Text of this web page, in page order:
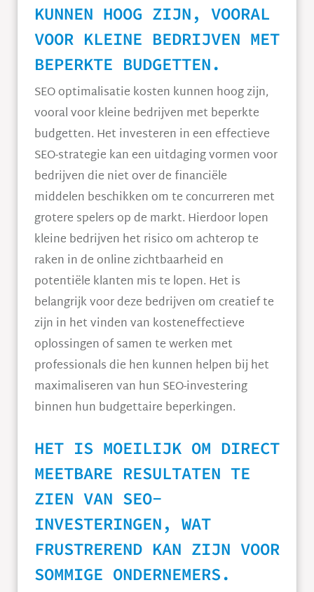
KUNNEN HOOG ZIJN, VOORAL
VOOR KLEINE BEDRIJVEN MET
BEPERKTE BUDGETTEN.
SEO optimalisatie kosten kunnen hoog zijn,
vooral voor kleine bedrijven met beperkte
budgetten. Het investeren in een effectieve
SEO-strategie kan een uitdaging vormen voor
bedrijven die niet over de financiële
middelen beschikken om te concurreren met
grotere spelers op de markt. Hierdoor lopen
kleine bedrijven het risico om achterop te
raken in de online zichtbaarheid en
potentiële klanten mis te lopen. Het is
belangrijk voor deze bedrijven om creatief te
zijn in het vinden van kosteneffectieve
oplossingen of samen te werken met
professionals die hen kunnen helpen bij het
maximaliseren van hun SEO-investering
binnen hun budgettaire beperkingen.
HET IS MOEILIJK OM DIRECT
MEETBARE RESULTATEN TE
ZIEN VAN SEO-
INVESTERINGEN, WAT
FRUSTREREND KAN ZIJN VOOR
SOMMIGE ONDERNEMERS.